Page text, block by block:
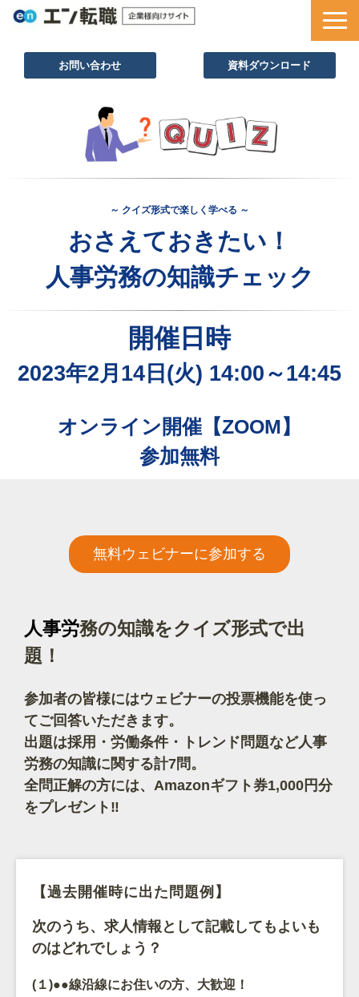
お問い合わせ 資料ダウンロード
採用ノウハウ
～ クイズ形式で楽しく学べる ～
おさえておきたい！
人事労務の知識チェック
開催日時
2023年2月14日(火) 14:00～14:45
オンライン開催【ZOOM】
参加無料
無料ウェビナーに参加する
人事労務の知識をクイズ形式で出
題！
参加者の皆様にはウェビナーの投票機能を使っ
てご回答いただきます。
出題は採用・労働条件・トレンド問題など人事
労務の知識に関する計7問。
全問正解の方には、Amazonギフト券1,000円分
をプレゼント‼
【過去開催時に出た問題例】
次のうち、求人情報として記載してもよいも
のはどれでしょう？
(１)●●線沿線にお住いの方、大歓迎！